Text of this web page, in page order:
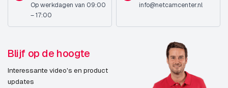
Op werkdagen van 09:00
– 17:00
info@netcamcenter.nl
Blijf op de hoogte
Interessante video's en product
updates